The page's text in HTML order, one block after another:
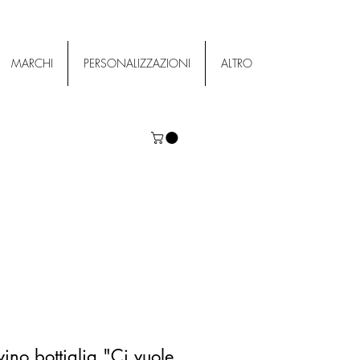
MARCHI PERSONALIZZAZIONI ALTRO